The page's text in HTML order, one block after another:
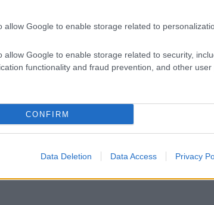
allow Google to enable storage related to
allow Google to enable storage related to security,
functionality and fraud prevention, and other user
CONFIRM
Data Deletion Data Access Privacy
Invia un Comunicato Stampa|Pubblicità|
e ricevi le nostre email periodiche contenenti le ultime